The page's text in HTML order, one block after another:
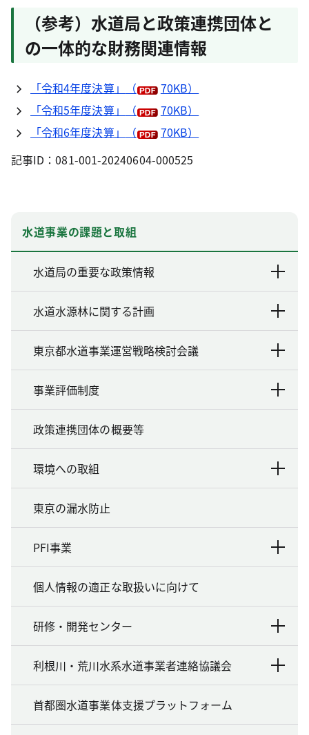
（参考）水道局と政策連携団体と
の一体的な財務関連情報
「令和4年度決算」 （
70KB）
「令和5年度決算」
（
70KB）
「令和6年度決算」
（
70KB）
記事ID：081-001-20240604-000525
水道事業の課題と取組
水道局の重要な政策情報
水道水源林に関する計画
東京都水道事業運営戦略検討会議
事業評価制度
政策連携団体の概要等
環境への取組
東京の漏水防止
PFI事業
個人情報の適正な取扱いに向けて
研修・開発センター
利根川・荒川水系水道事業者連絡協議会
首都圏水道事業体支援プラットフォーム